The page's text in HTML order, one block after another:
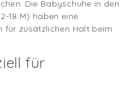
Die Babyschuhe in den
18 M) haben eine
für zusätzlichen Halt beim
für